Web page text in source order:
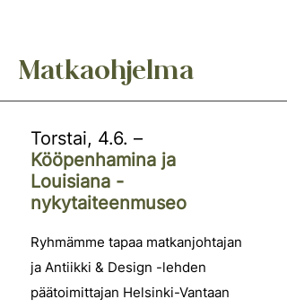
Matkaohjelma
Torstai, 4.6. –
Kööpenhamina ja
Louisiana -
nykytaiteenmuseo
Ryhmämme tapaa matkanjohtajan
ja Antiikki & Design -lehden
päätoimittajan Helsinki-Vantaan